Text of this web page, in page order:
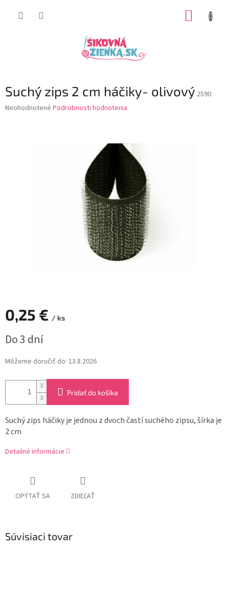
Suchý zips 2 cm háčiky- olivový 2590
Priemerné
Neohodnotené Podrobnosti hodnotenia
0,25 € / ks
cena:
Do 3 dní
Môžeme doručiť do: 13.8.2026
Pridať do košíka
Suchý zips háčiky je jednou z dvoch častí suchého zipsu, šírka je
2 cm
Detailné informácie
OPÝTAŤ SA ZDIEĽAŤ
Súvisiaci tovar